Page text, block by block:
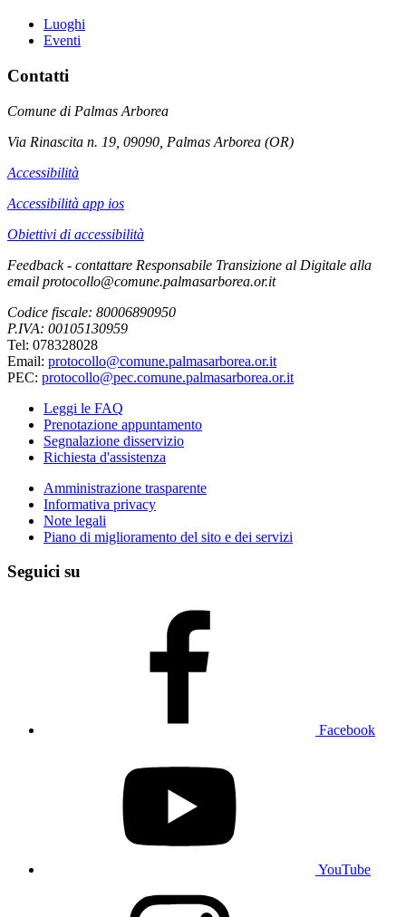
Luoghi
Eventi
Contatti
Comune di Palmas Arborea
Via Rinascita n. 19, 09090, Palmas Arborea (OR)
Accessibilità
Accessibilità app ios
Obiettivi di accessibilità
Feedback - contattare Responsabile Transizione al Digitale alla
email protocollo@comune.palmasarborea.or.it
Codice fiscale: 80006890950
P.IVA: 00105130959
Tel: 078328028
Email: protocollo@comune.palmasarborea.or.it
PEC: protocollo@pec.comune.palmasarborea.or.it
Leggi le FAQ
Prenotazione appuntamento
Segnalazione disservizio
Richiesta d'assistenza
Amministrazione trasparente
Informativa privacy
Note legali
Piano di miglioramento del sito e dei servizi
Seguici su
Facebook
YouTube